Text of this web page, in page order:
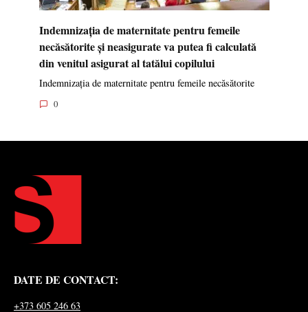
Indemnizația de maternitate pentru femeile
necăsătorite și neasigurate va putea fi calculată
din venitul asigurat al tatălui copilului
Indemnizația de maternitate pentru femeile necăsătorite
0
DATE DE CONTACT:
+373 605 246 63